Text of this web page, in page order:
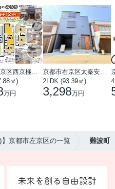
京都市右京区西京極中沢町
㎡)
万円
京都市右京区太秦安井藤ノ木町
2LDK (93.39㎡)
3,298万円
)】京都市左京区の一覧 難波町